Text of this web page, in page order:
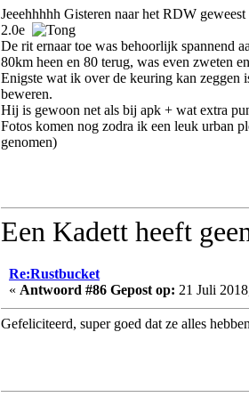
Jeeehhhhh Gisteren naar het RDW
2.0e
De rit ernaar toe was behoorlijk spannend
80km heen en 80 terug, was even zweten
Enigste wat ik over de keuring kan zeggen
beweren.
Hij is gewoon net als bij apk + wat extra
Fotos komen nog zodra ik een leuk urban
genomen)
Een Kadett heeft
Re:Rustbucket
« Antwoord #86 Gepost op: 21 Juli
Gefeliciteerd, super goed dat ze alles